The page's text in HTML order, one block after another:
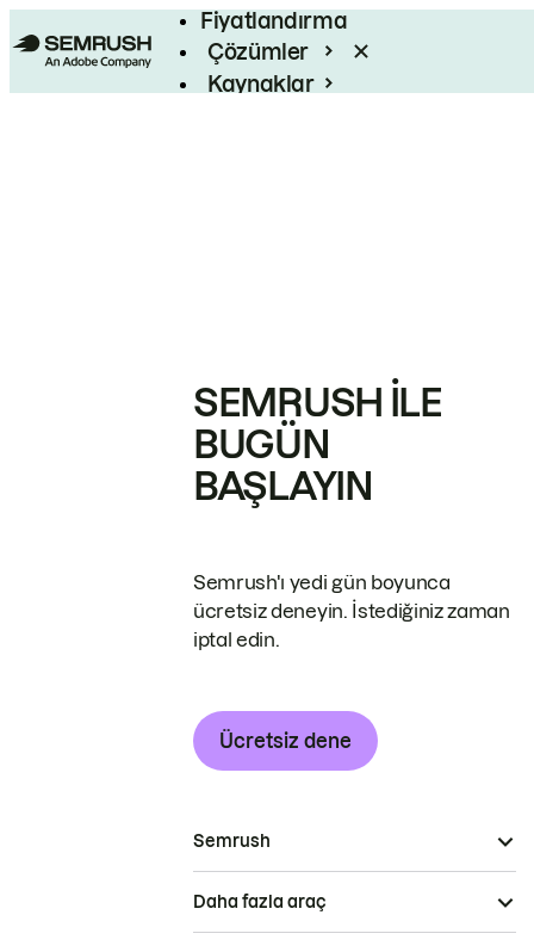
Fiyatlandırma
Çözümler
Kaynaklar
SEMRUSH ILE
BUGÜN
BAŞLAYIN
Semrush'ı yedi gün boyunca
ücretsiz deneyin. İstediğiniz zaman
iptal edin.
Ücretsiz dene
Semrush
Daha fazla araç